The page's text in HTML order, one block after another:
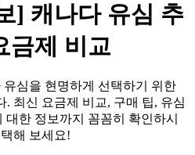
] 캐나다 유심 추
금제 비교
심을 현명하게 선택하기 위한
최신 요금제 비교, 구매 팁, 유심
한 정보까지 꼼꼼히 확인하시
해 보세요!